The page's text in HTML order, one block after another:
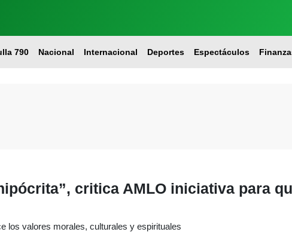
790 Nacional Internacional Deportes Espectáculos
critica AMLO iniciativa para
los valores morales, culturales y espirituales